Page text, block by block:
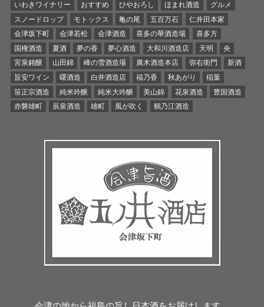
いわきワイナリー おすすめ ひやおろし ほまれ酒造
グルメ
スノードロップ
モトックス 亀の尾 五百万石
仁井田本家
会津坂下町
会津若松 会津酒造 喜多の華酒造場
喜多方
国権酒造
夏酒 夢の香 夢心酒造 大和川酒造店 天明
央
宮泉銘醸
山田錦 峰の雪酒造場 廣木酒造本店 弥右衛門
新酒
旨安ワイン
曙酒造 白井酒造店 福乃香 秋あがり
稲葉
笹正宗酒造
純米吟醸 純米大吟醸 美山錦 花泉酒造
豊国酒造
赤磐雄町
辰泉酒造 雄町 風が吹く 鶴乃江酒造